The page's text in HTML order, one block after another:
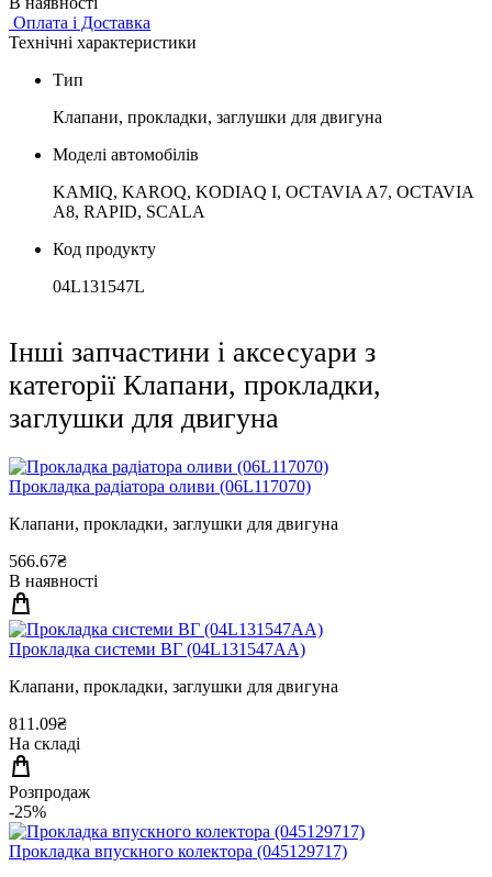
Оплата і Доставка
Технічні характеристики
Тип
Клапани, прокладки, заглушки для двигуна
Моделі автомобілів
KAMIQ, KAROQ, KODIAQ I, OCTAVIA A7, OCTAVIA
A8, RAPID, SCALA
Код продукту
04L131547L
Інші запчастини і аксесуари з
категорії Клапани, прокладки,
заглушки для двигуна
Прокладка радіатора оливи (06L117070)
Клапани, прокладки, заглушки для двигуна
566.67₴
В наявності
Прокладка системи ВГ (04L131547AA)
Клапани, прокладки, заглушки для двигуна
811.09₴
На складі
Розпродаж
-25%
Прокладка впускного колектора (045129717)